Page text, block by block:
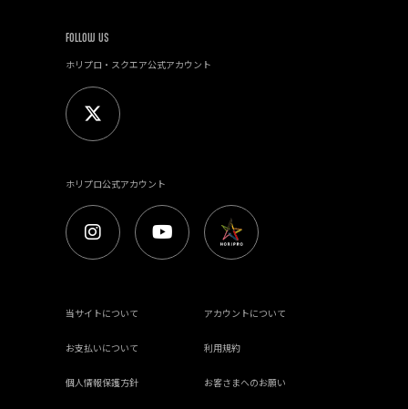
FOLLOW US
ホリプロ・スクエア公式アカウント
ホリプロ公式アカウント
当サイトについて アカウントについて
お支払いについて 利用規約
個人情報保護方針 お客さまへのお願い